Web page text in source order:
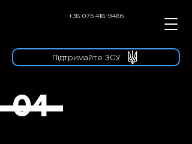
+38 075 418-9486
Підтримайте ЗСУ
04